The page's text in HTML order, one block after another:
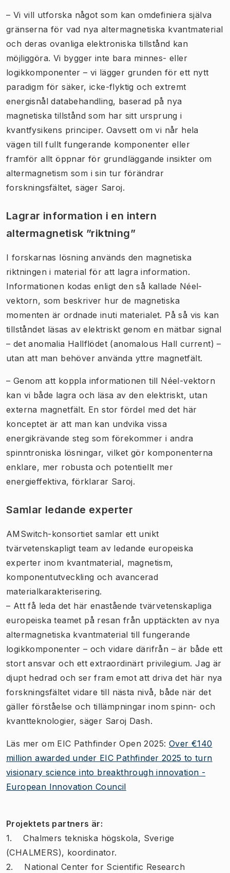
– Vi vill utforska något som kan omdefiniera själva
gränserna för vad nya altermagnetiska kvantmaterial
och deras ovanliga elektroniska tillstånd kan
möjliggöra. Vi bygger inte bara minnes- eller
logikkomponenter – vi lägger grunden för ett nytt
paradigm för säker, icke-flyktig och extremt
energisnål databehandling, baserad på nya
magnetiska tillstånd som har sitt ursprung i
kvantfysikens principer. Oavsett om vi når hela
vägen till fullt fungerande komponenter eller
framför allt öppnar för grundläggande insikter om
altermagnetism som i sin tur förändrar
forskningsfältet, säger Saroj.
Lagrar information i en intern
altermagnetisk ”riktning”
I forskarnas lösning används den magnetiska
riktningen i material för att lagra information.
Informationen kodas enligt den så kallade Néel-
vektorn, som beskriver hur de magnetiska
momenten är ordnade inuti materialet. På så vis kan
tillståndet läsas av elektriskt genom en mätbar signal
– det anomalia Hallflödet (anomalous Hall current) –
utan att man behöver använda yttre magnetfält.
– Genom att koppla informationen till Néel-vektorn
kan vi både lagra och läsa av den elektriskt, utan
externa magnetfält. En stor fördel med det här
konceptet är att man kan undvika vissa
energikrävande steg som förekommer i andra
spinntroniska lösningar, vilket gör komponenterna
enklare, mer robusta och potentiellt mer
energieffektiva, förklarar Saroj.
Samlar ledande experter
AMSwitch-konsortiet samlar ett unikt
tvärvetenskapligt team av ledande europeiska
experter inom kvantmaterial, magnetism,
komponentutveckling och avancerad
materialkarakterisering.
– Att få leda det här enastående tvärvetenskapliga
europeiska teamet på resan från upptäckten av nya
altermagnetiska kvantmaterial till fungerande
logikkomponenter – och vidare därifrån – är både ett
stort ansvar och ett extraordinärt privilegium. Jag är
djupt hedrad och ser fram emot att driva det här nya
forskningsfältet vidare till nästa nivå, både när det
gäller förståelse och tillämpningar inom spinn- och
kvantteknologier, säger Saroj Dash.
Läs mer om EIC Pathfinder Open 2025: Over €140
million awarded under EIC Pathfinder 2025 to turn
visionary science into breakthrough innovation -
European Innovation Council
Projektets partners är:
1. Chalmers tekniska högskola, Sverige
(CHALMERS), koordinator.
2. National Center for Scientific Research